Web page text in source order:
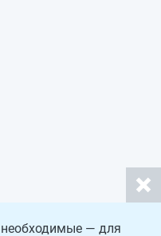
— для